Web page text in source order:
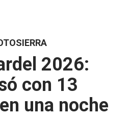
2026:
con 13
una noche